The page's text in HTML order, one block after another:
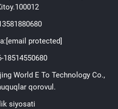
[email protected]
18514550680
World E To Technology Co.,
qorovul.
siyosati